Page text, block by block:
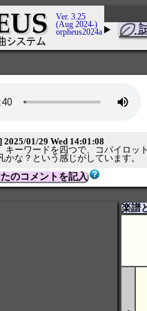
Ver. 3.25
(Aug 2024-)
orpheus2024a
2025/01/29 Wed 14:01:08
キーワードを四つで、コパイロッ
かな？という感じがしています。
のコメントを記入
楽譜